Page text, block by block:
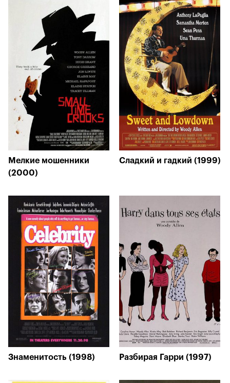
Мелкие мошенники
(2000)
Сладкий и гадкий (1999)
Знаменитость (1998) Разбирая Гарри (1997)